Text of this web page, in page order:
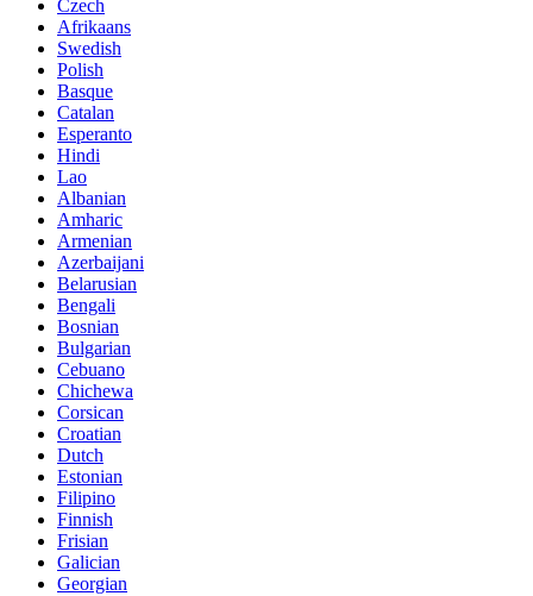
Czech
Afrikaans
Swedish
Polish
Basque
Catalan
Esperanto
Hindi
Lao
Albanian
Amharic
Armenian
Azerbaijani
Belarusian
Bengali
Bosnian
Bulgarian
Cebuano
Chichewa
Corsican
Croatian
Dutch
Estonian
Filipino
Finnish
Frisian
Galician
Georgian